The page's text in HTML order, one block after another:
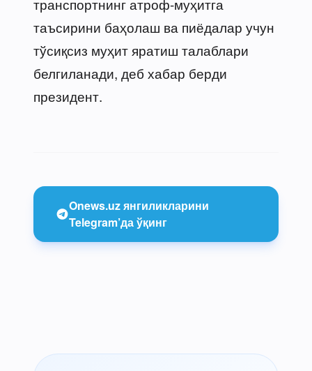
таъсирини баҳолаш ва пиёдалар учун
тўсиқсиз муҳит яратиш талаблари
белгиланади, деб хабар берди
президент.
Onews.uz янгиликларини
Telegram’да ўқинг